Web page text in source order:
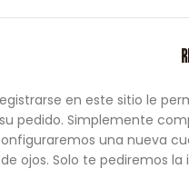
en este sitio le
su pedido. Simplemente
una nueva
de ojos. Solo te pediremos